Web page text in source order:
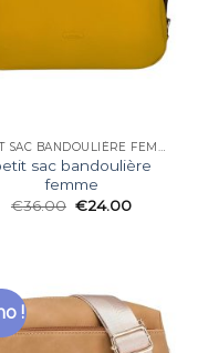
sac bandoulière
femme
€36.00 €24.00
!